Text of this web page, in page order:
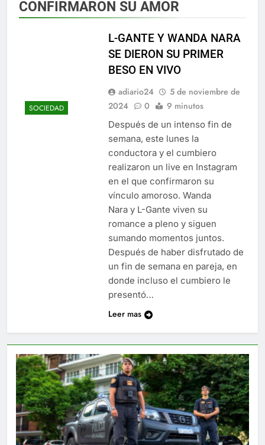
CONFIRMARON SU AMOR
SOCIEDAD
L-GANTE Y WANDA NARA
SE DIERON SU PRIMER
BESO EN VIVO
adiario24
5 de noviembre de
2024
0 9 minutos
Después de un intenso fin de
semana, este lunes la
conductora y el cumbiero
realizaron un live en Instagram
en el que confirmaron su
vínculo amoroso. Wanda
Nara y L-Gante viven su
romance a pleno y siguen
sumando momentos juntos.
Después de haber disfrutado de
un fin de semana en pareja, en
donde incluso el cumbiero le
presentó…
Leer mas